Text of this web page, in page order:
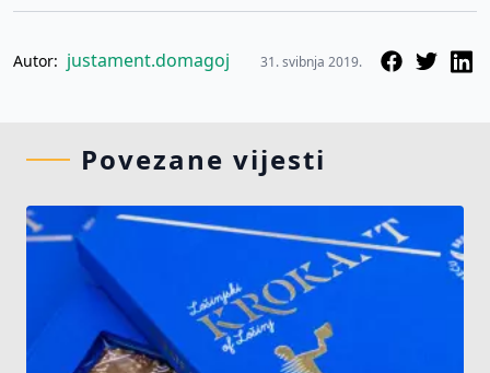
Autor: justament.domagoj 31. svibnja 2019.
Povezane vijesti